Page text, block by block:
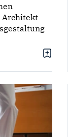
Architekt